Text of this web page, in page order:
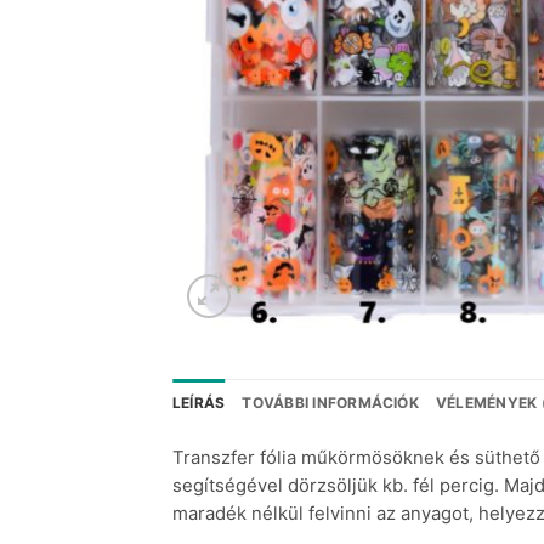
LEÍRÁS TOVÁBBI INFORMÁCIÓK VÉLEMÉNYEK
Transzfer fólia műkörmösöknek és
segítségével dörzsöljük kb. fél percig.
maradék nélkül felvinni az anyagot,